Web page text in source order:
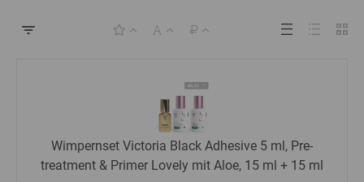
Wimpernset Victoria Black Adhesive 5 ml, Pre-
treatment & Primer Lovely mit Aloe, 15 ml + 15 ml